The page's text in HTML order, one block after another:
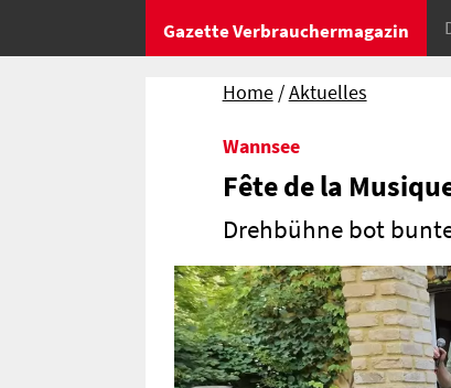
Gazette Verbrauchermagazin
Home Aktuelles
Wannsee
Fête de la
Drehbühne bot